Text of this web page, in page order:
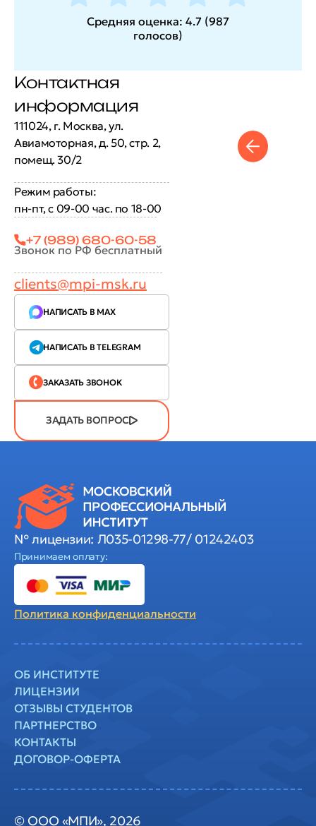
Средняя оценка: 4.7 (987
голосов)
Контактная
информация
111024, г. Москва, ул.
Авиамоторная, д. 50, стр. 2,
помещ. 30/2
Режим работы:
пн-пт, с 09-00 час. по 18-00
+7 (989) 680-60-58
Звонок по РФ бесплатный
clients@mpi-msk.ru
НАПИСАТЬ В MAX
НАПИСАТЬ В TELEGRAM
ЗАКАЗАТЬ ЗВОНОК
ЗАДАТЬ ВОПРОС
№ лицензии: Л035-01298-77/ 01242403
Принимаем оплату:
Политика конфиденциальности
© ООО «МПИ», 2026
ОБ ИНСТИТУТЕ
ЛИЦЕНЗИИ
ОТЗЫВЫ СТУДЕНТОВ
ПАРТНЕРСТВО
КОНТАКТЫ
ДОГОВОР-ОФЕРТА